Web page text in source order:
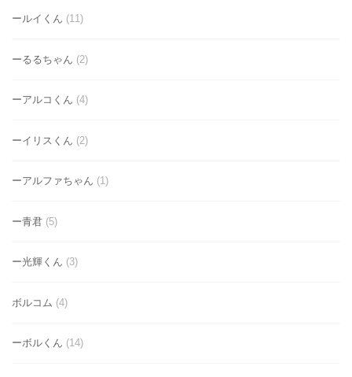
ールイくん (11)
ーるるちゃん (2)
ーアルコくん (4)
ーイリスくん (2)
ーアルファちゃん (1)
ー青君 (5)
ー光輝くん (3)
ボルコム (4)
ーボルくん (14)